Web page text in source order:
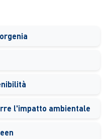
l'impatto ambientale